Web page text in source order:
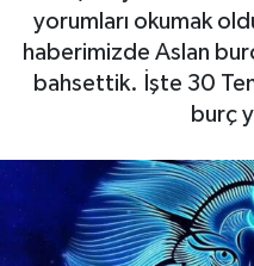
yorumları okumak
haberimizde Aslan
bahsettik. İşte 30
burç